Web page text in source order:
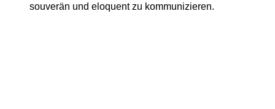
souverän und eloquent zu kommunizieren.